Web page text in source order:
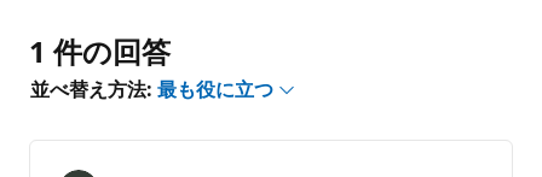
は
あ
ま
1 件の回答
並べ替え方法: 最も役に立つ